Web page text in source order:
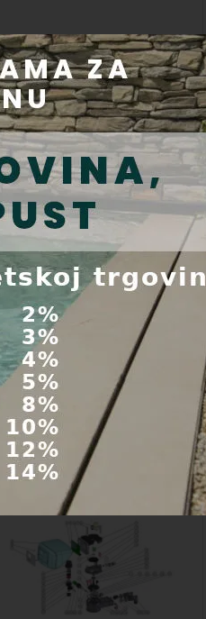
Rezervni dijelovi za pumpu
Astralpool Nautilus, 34 m3/h,
230 / 400 V - šifra proizvoda:
72560
Šifra proizvoda:
Rezervni dijelovi za
automatski omekšivač vode
Aquadial 25